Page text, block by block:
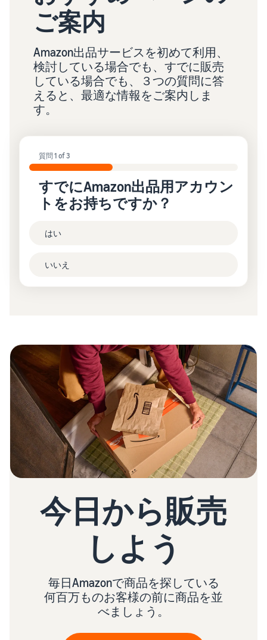
ご案内
Amazon出品サービスを初めて利用、
検討している場合でも、すでに販売
している場合でも、３つの質問に答
えると、最適な情報をご案内しま
す。
質問 1 of 3
すでにAmazon出品用アカウン
トをお持ちですか？
はい
いいえ
今日から販売
しよう
毎日Amazonで商品を探している
何百万ものお客様の前に商品を並
べましょう。